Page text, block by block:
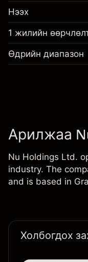
Нээх
1 жилийн
Өдрийн диапазон
Арилжаа
Nu Holdings Ltd.
industry. The
and is based in
Холбогдох